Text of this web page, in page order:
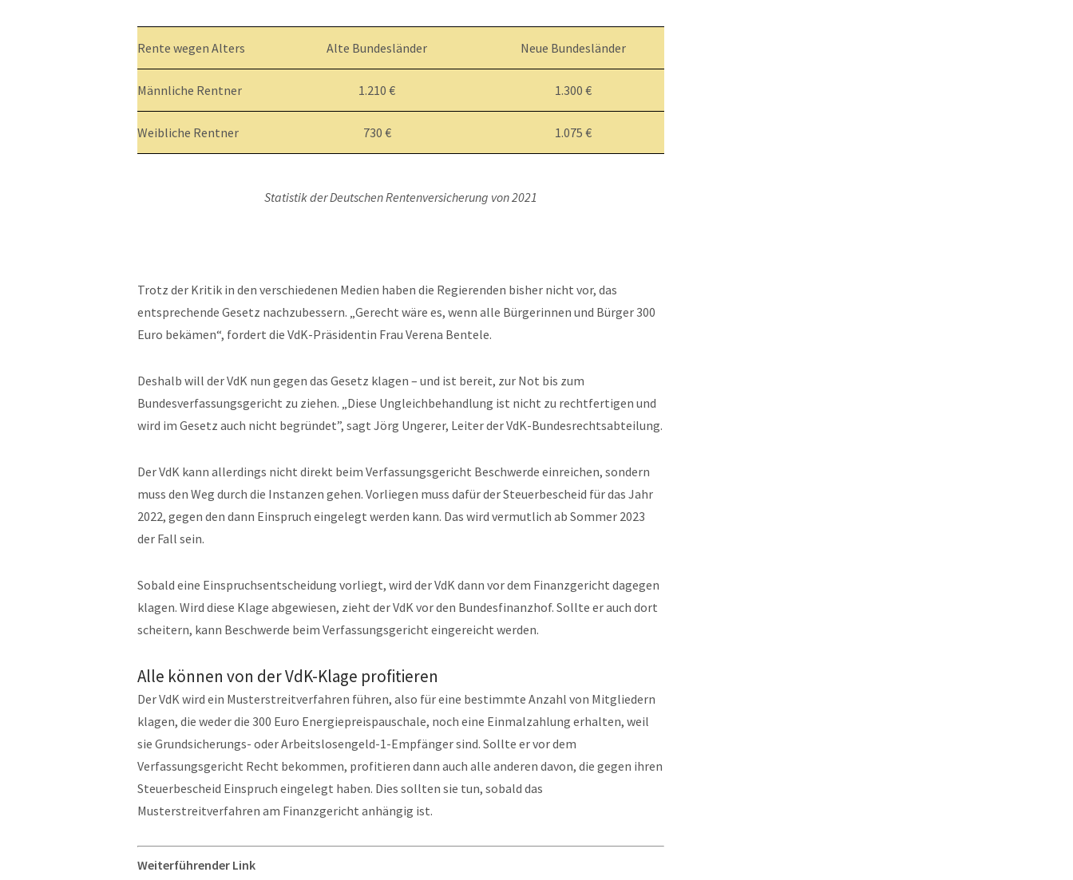
Rente wegen Alters Alte Bundesländer Neue Bundesländer
Männliche Rentner 1.210 € 1.300 €
Weibliche Rentner 730 € 1.075 €
Statistik der Deutschen Rentenversicherung von 2021
Trotz der Kritik in den verschiedenen Medien haben die Regierenden bisher nicht vor, das
entsprechende Gesetz nachzubessern. „Gerecht wäre es, wenn alle Bürgerinnen und Bürger 300
Euro bekämen“, fordert die VdK-Präsidentin Frau Verena Bentele.
Deshalb will der VdK nun gegen das Gesetz klagen – und ist bereit, zur Not bis zum
Bundesverfassungsgericht zu ziehen. „Diese Ungleichbehandlung ist nicht zu rechtfertigen und
wird im Gesetz auch nicht begründet”, sagt Jörg Ungerer, Leiter der VdK-Bundesrechtsabteilung.
Der VdK kann allerdings nicht direkt beim Verfassungsgericht Beschwerde einreichen, sondern
muss den Weg durch die Instanzen gehen. Vorliegen muss dafür der Steuerbescheid für das Jahr
2022, gegen den dann Einspruch eingelegt werden kann. Das wird vermutlich ab Sommer 2023
der Fall sein.
Sobald eine Einspruchsentscheidung vorliegt, wird der VdK dann vor dem Finanzgericht dagegen
klagen. Wird diese Klage abgewiesen, zieht der VdK vor den Bundesfinanzhof. Sollte er auch dort
scheitern, kann Beschwerde beim Verfassungsgericht eingereicht werden.
Alle können von der VdK-Klage profitieren
Der VdK wird ein Musterstreitverfahren führen, also für eine bestimmte Anzahl von Mitgliedern
klagen, die weder die 300 Euro Energiepreispauschale, noch eine Einmalzahlung erhalten, weil
sie Grundsicherungs- oder Arbeitslosengeld-1-Empfänger sind. Sollte er vor dem
Verfassungsgericht Recht bekommen, profitieren dann auch alle anderen davon, die gegen ihren
Steuerbescheid Einspruch eingelegt haben. Dies sollten sie tun, sobald das
Musterstreitverfahren am Finanzgericht anhängig ist.
Weiterführender Link